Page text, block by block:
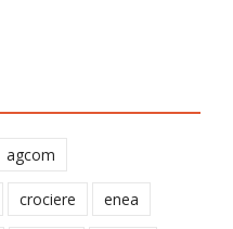
agcom
crociere enea